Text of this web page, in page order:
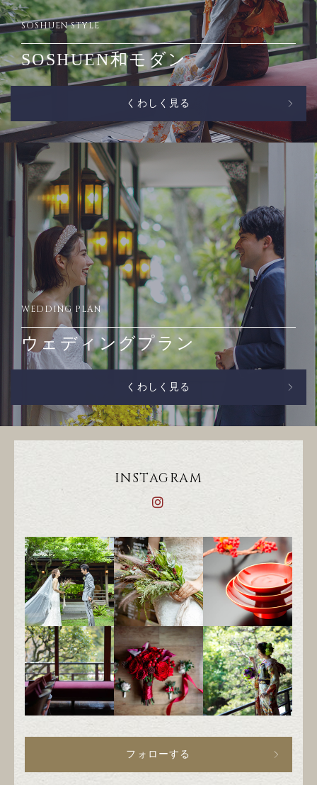
SOSHUEN STYLE
SOSHUEN和モダン
くわしく見る
WEDDING PLAN
ウェディングプラン
くわしく見る
INSTAGRAM
フォローする